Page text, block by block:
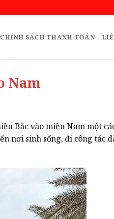
CHÍNH SÁCH THANH TOÁN
Nam
Bắc vào miền Nam một
nơi sinh sống, đi công tác